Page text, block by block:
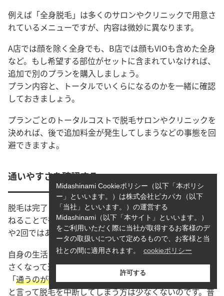
例えば「全身脱毛」は多くのサロンやクリニックで用意さ
れているメニューですが、内容は微妙に異なります。
A店では顔を除く全身でも、B店では顔もVIOも含めた全身
など。もし希望する部位がセットに含まれていなければ、
追加で別のプランを購入しましょう。
プラン内容と、トータルでいくらになるのかを一緒に確認
しておきましょう。
プランごとのトータルコストで脱毛サロンやクリニックを
決めれば、後で追加料金が発生してしまうなどの事態を回
避できますよ。
通いやすさを確認する
脱毛は完了までに時間がかかる施術です。何度か施術を重
ねることで徐々に効果が見えてくるため、通う回数も1回
や2回ではありません。
自身の生活スタイルとマッチしていない場所では、面倒く
さくなって途中から行かなくなってしまうことも。実は、
「通うのが面倒になった」「通いづらくて続かなかった」
と言って脱毛を中断してしまう方は少なくないのです。普
Midashinami Cookieポリシー（以下「本ポリシ
ー」といいます。）は株式会社ピカパカ（以下
「当社」といいます。）の運営する
Midashinami（以下「本サイト」といいます。）
をご利用いただく際に当社が取得するお客様のデ
ータの取扱いについて定めるもので、お客様と当
社との間に適用されます。
cookieポリシー
許可する